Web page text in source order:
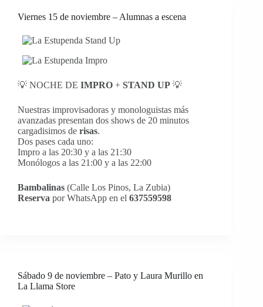
Viernes 15 de noviembre – Alumnas a escena
💡 NOCHE DE IMPRO + STAND UP 💡
Nuestras improvisadoras y monologuistas más
avanzadas presentan dos shows de 20 minutos
cargadisimos de risas.
Dos pases cada uno:
Impro a las 20:30 y a las 21:30
Monólogos a las 21:00 y a las 22:00
Bambalinas (Calle Los Pinos, La Zubia)
Reserva por WhatsApp en el 637559598
Sábado 9 de noviembre – Pato y Laura Murillo en
La Llama Store